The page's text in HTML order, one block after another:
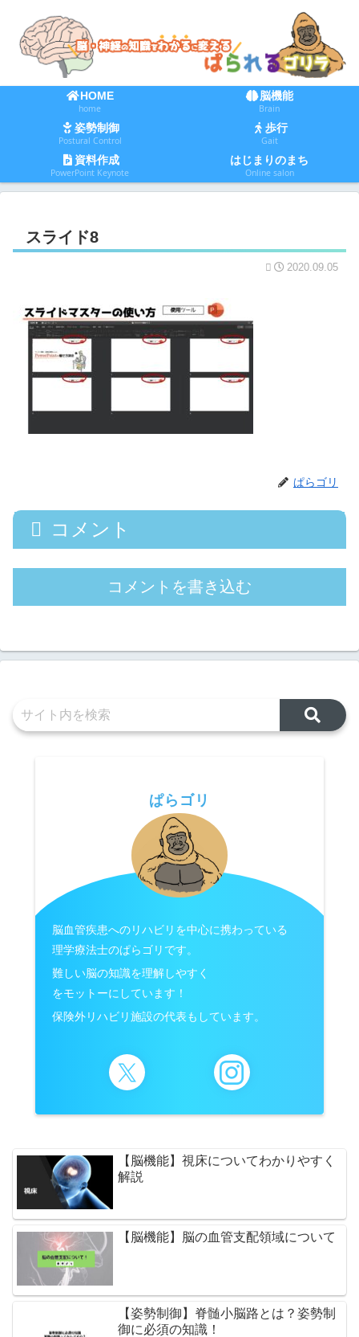
HOME
home
脳機能
Brain
姿勢制御
Postural Control
歩行
Gait
資料作成
PowerPoint Keynote
はじまりのまち
Online salon
スライド8
2020.09.05
ぱらゴリ
コメント
コメントを書き込む
ぱらゴリ
脳血管疾患へのリハビリを中心に携わっている
理学療法士のぱらゴリです。
難しい脳の知識を理解しやすく
をモットーにしています！
保険外リハビリ施設の代表もしています。
【脳機能】視床についてわかりやすく
解説
【脳機能】脳の血管支配領域について
【姿勢制御】脊髄小脳路とは？姿勢制
御に必須の知識！